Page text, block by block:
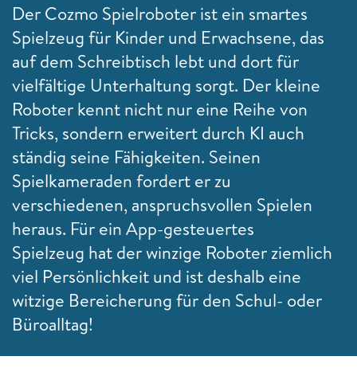
Der Cozmo Spielroboter ist ein smartes
Spielzeug für Kinder und Erwachsene, das
auf dem Schreibtisch lebt und dort für
vielfältige Unterhaltung sorgt. Der kleine
Roboter kennt nicht nur eine Reihe von
Tricks, sondern erweitert durch KI auch
ständig seine Fähigkeiten. Seinen
Spielkameraden fordert er zu
verschiedenen, anspruchsvollen Spielen
heraus. Für ein App-gesteuertes
Spielzeug hat der winzige Roboter ziemlich
viel Persönlichkeit und ist deshalb eine
witzige Bereicherung für den Schul- oder
Büroalltag!